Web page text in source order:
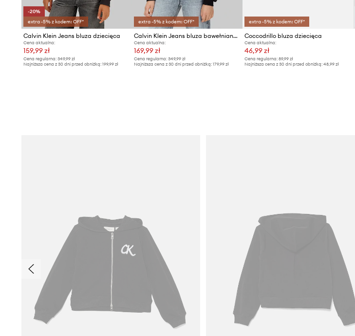
-20%
extra -5% z kodem: OFF*
Calvin Klein Jeans bluza dziecięca
Cena aktualna:
159,99 zł
Cena regularna: 349,99 zł
Najniższa cena z 30 dni przed obniżką: 199,99 zł
extra -5% z kodem: OFF*
Calvin Klein Jeans bluza bawełniana dziecięca
Cena aktualna:
169,99 zł
Cena regularna:349,99 zł
Najniższa cena z 30 dni przed obniżką:179,99 zł
extra -5% z kodem: OFF*
Coccodrillo bluza dziecięca
Cena aktualna:
46,99 zł
Cena regularna: 89,99 zł
Najniższa cena z 30 dni przed obniżką: 48,99 zł